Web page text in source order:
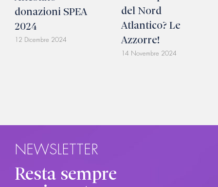
donazioni SPEA
2024
12 Dicembre 2024
del Nord
Atlantico? Le
Azzorre!
14 Novembre 2024
NEWSLETTER
Resta sempre